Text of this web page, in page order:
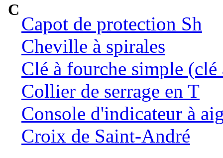
C
Capot de protection Sh
Cheville à spirales
Clé à fourche simple
Collier de serrage en T
Console d'indicateur à
Croix de Saint-André